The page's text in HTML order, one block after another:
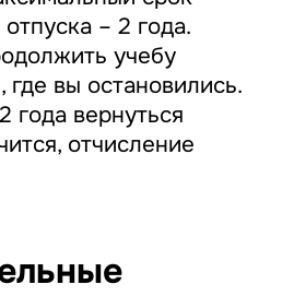
– 2 года.
учебу
вы остановились.
года вернуться
отчисление